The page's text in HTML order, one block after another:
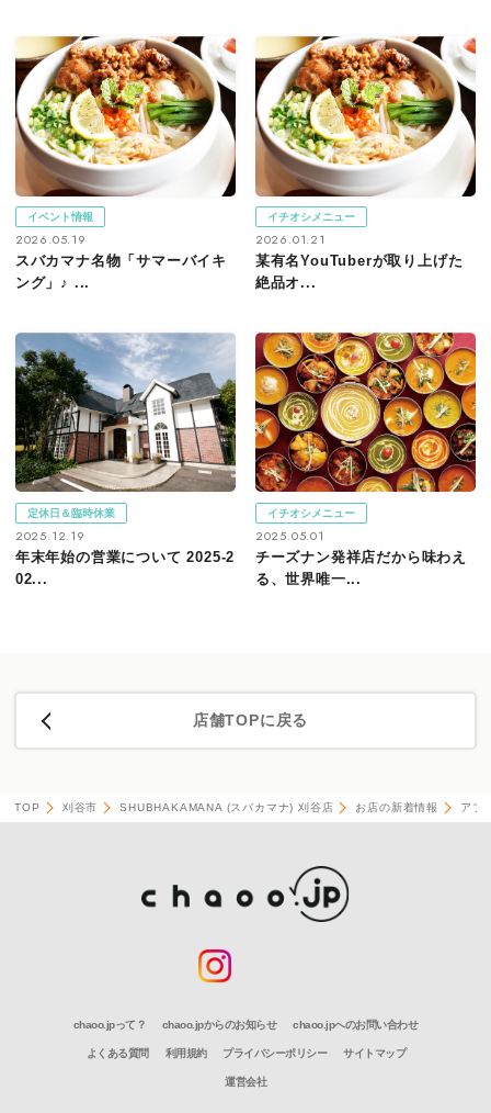
イベント情報
2026.05.19
スバカマナ名物「サマーバイキ
ング」♪ ...
イチオシメニュー
2026.01.21
某有名YouTuberが取り上げた
絶品オ...
定休日＆臨時休業
2025.12.19
年末年始の営業について 2025-2
02...
イチオシメニュー
2025.05.01
チーズナン発祥店だから味わえ
る、世界唯一...
店舗TOPに戻る
TOP 刈谷市 SHUBHAKAMANA (スバカマナ) 刈谷店 お店の新着情報 アプ
chaoo.jpって？ chaoo.jpからのお知らせ chaoo.jpへのお問い合わせ
よくある質問 利用規約 プライバシーポリシー サイトマップ
運営会社